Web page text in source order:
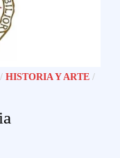
/HISTORIA Y ARTE /